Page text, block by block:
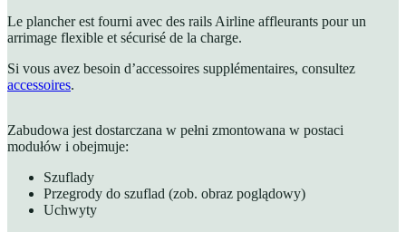
Le plancher est fourni avec des rails Airline affleurants pour un
arrimage flexible et sécurisé de la charge.
Si vous avez besoin d’accessoires supplémentaires, consultez
accessoires.
Zabudowa jest dostarczana w pełni zmontowana w postaci
modułów i obejmuje:
Szuflady
Przegrody do szuflad (zob. obraz poglądowy)
Uchwyty